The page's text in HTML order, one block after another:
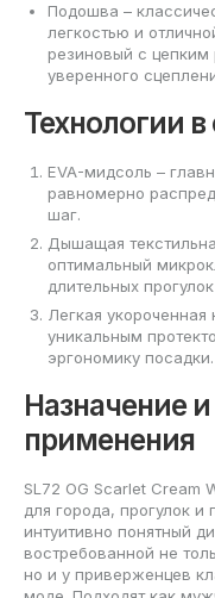
Подошва –
легкостью и
резиновый с цепким
уверенного
Технологии
EVA-мидсоль –
равномерно
шаг.
Дышащая
оптимальный
длительных
Легкая
уникальным
эргономику посадки.
Назначение
применения
SL72 OG Scarlet Cream
для города, прогулок и
интуитивно понятный
востребованной не
но и у приверженцев